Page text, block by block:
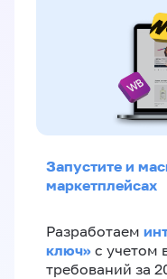
Запустите и
маркетплейсах
Разработаем
ключ»‎ с учетом
требований за